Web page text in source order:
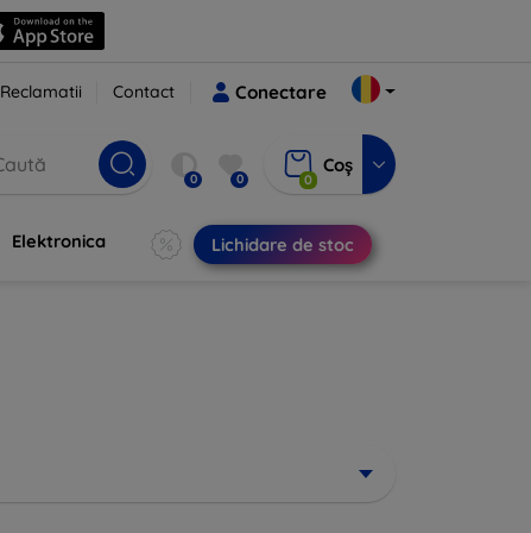
Reclamatii Contact Conectare
0 0 0
Coș
Elektronica Lichidare de stoc